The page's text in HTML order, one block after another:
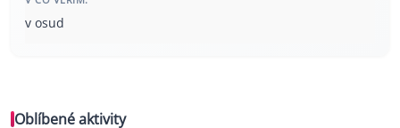
v osud
Oblíbené aktivity